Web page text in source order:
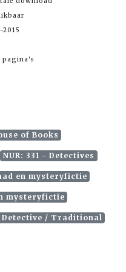
pagina's
of Books
NUR: 331 - Detectives
en mysteryfictie
mysteryfictie
Detective / Traditional